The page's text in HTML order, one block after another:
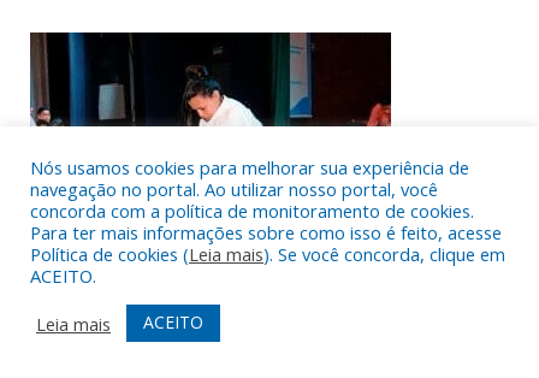
Nós usamos cookies para melhorar sua experiência de
navegação no portal. Ao utilizar nosso portal, você
concorda com a política de monitoramento de cookies.
Para ter mais informações sobre como isso é feito, acesse
Política de cookies (Leia mais). Se você concorda, clique em
ACEITO.
Leia mais
ACEITO